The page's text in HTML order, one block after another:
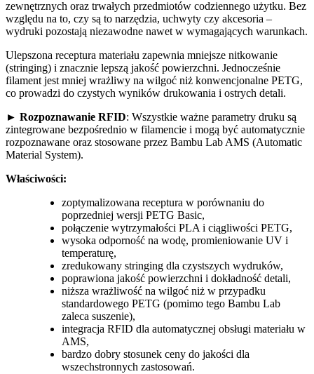
zewnętrznych oraz trwałych przedmiotów codziennego użytku. Bez
względu na to, czy są to narzędzia, uchwyty czy akcesoria –
wydruki pozostają niezawodne nawet w wymagających warunkach.
Ulepszona receptura materiału zapewnia mniejsze nitkowanie
(stringing) i znacznie lepszą jakość powierzchni. Jednocześnie
filament jest mniej wrażliwy na wilgoć niż konwencjonalne PETG,
co prowadzi do czystych wyników drukowania i ostrych detali.
► Rozpoznawanie RFID: Wszystkie ważne parametry druku są
zintegrowane bezpośrednio w filamencie i mogą być automatycznie
rozpoznawane oraz stosowane przez Bambu Lab AMS (Automatic
Material System).
Właściwości:
zoptymalizowana receptura w porównaniu do
poprzedniej wersji PETG Basic,
połączenie wytrzymałości PLA i ciągliwości PETG,
wysoka odporność na wodę, promieniowanie UV i
temperaturę,
zredukowany stringing dla czystszych wydruków,
poprawiona jakość powierzchni i dokładność detali,
niższa wrażliwość na wilgoć niż w przypadku
standardowego PETG (pomimo tego Bambu Lab
zaleca suszenie),
integracja RFID dla automatycznej obsługi materiału w
AMS,
bardzo dobry stosunek ceny do jakości dla
wszechstronnych zastosowań.